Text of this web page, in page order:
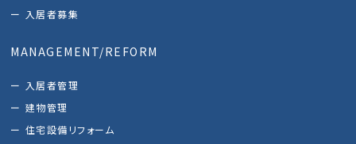
入居者募集
MANAGEMENT/REFORM
入居者管理
建物管理
住宅設備リフォーム